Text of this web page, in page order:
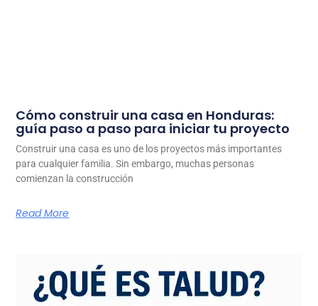
Cómo construir una casa en Honduras:
guía paso a paso para iniciar tu proyecto
Construir una casa es uno de los proyectos más importantes
para cualquier familia. Sin embargo, muchas personas
comienzan la construcción
Read More